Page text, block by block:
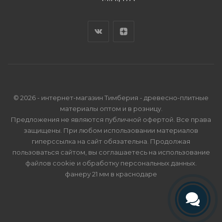
© 2026 - интернет-магазин Тимберия - древесно-плитные
материалы оптом и в розницу.
Предложения не являются публичной офертой. Все права
защищены. При любом использовании материалов
гиперссылка на сайт обязательна. Продолжая
пользоваться сайтом, вы соглашаетесь на использование
файлов cookie и обработку персональных данных
фанеру 21 мм в краснодаре